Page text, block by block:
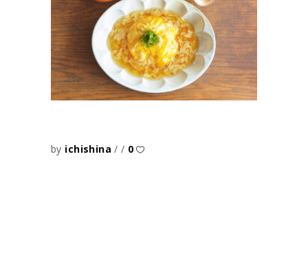
by ichishina 0